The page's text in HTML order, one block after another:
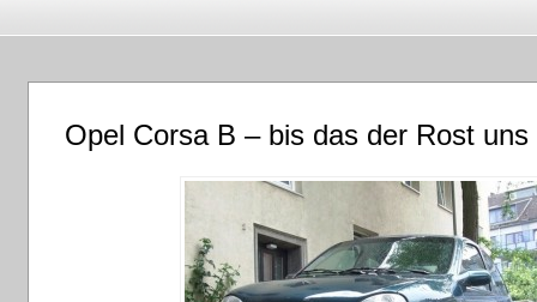
Chevrolet Chrysler Citroën Continental Dacia
Lamborghini Lancia Land Rover Lotus Mazda
Peugeot Porsche
Sicherheit Skoda Smart
Wartburg Werkstoffe Zubehör
Opel Corsa B – bis das der Rost uns